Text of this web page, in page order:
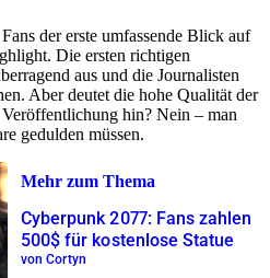
der erste umfassende Blick auf
Die ersten richtigen
aus und die Journalisten
Aber deutet die hohe Qualität der
hin? Nein – man
gedulden müssen.
Mehr zum Thema
Cyberpunk 2077: Fans zahlen
500$ für kostenlose Statue
von Cortyn